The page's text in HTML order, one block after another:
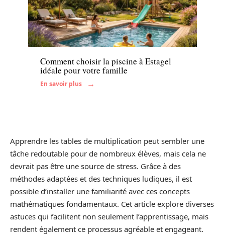
Famille
Comment choisir la piscine à Estagel
idéale pour votre famille
En savoir plus
Apprendre les tables de multiplication peut sembler une
tâche redoutable pour de nombreux élèves, mais cela ne
devrait pas être une source de stress. Grâce à des
méthodes adaptées et des techniques ludiques, il est
possible d’installer une familiarité avec ces concepts
mathématiques fondamentaux. Cet article explore diverses
astuces qui facilitent non seulement l’apprentissage, mais
rendent également ce processus agréable et engageant.